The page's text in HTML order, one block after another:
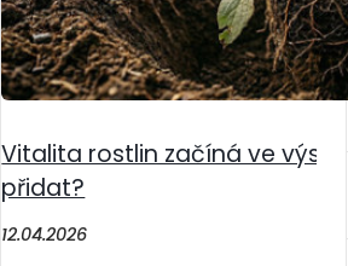
Vitalita rostlin začíná ve
přidat?
12.04.2026